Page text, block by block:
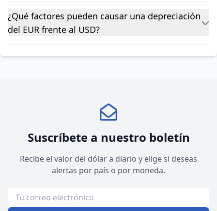
¿Qué factores pueden causar una depreciación
del EUR frente al USD?
Suscríbete a nuestro boletín
Recibe el valor del dólar a diario y elige si deseas
alertas por país o por moneda.